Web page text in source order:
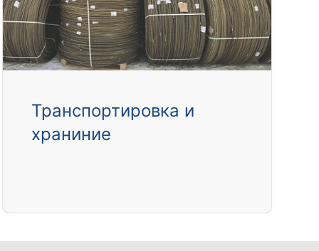
Транспортировка и
храниние